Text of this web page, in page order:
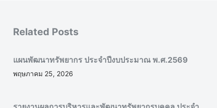
Related Posts
แผนพัฒนาทรัพยากร ประจำปีงบประมาณ พ.ศ.2569
พฤษภาคม 25, 2026